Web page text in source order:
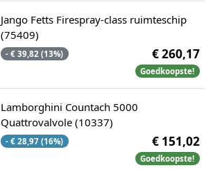
Jango Fetts Firespray-class ruimteschip
(75409)
- € 39,82 (13%) € 260,17
Goedkoopste!
Lamborghini Countach 5000
Quattrovalvole (10337)
- € 28,97 (16%) € 151,02
Goedkoopste!